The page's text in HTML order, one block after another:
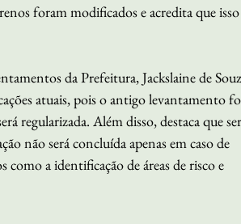
foram modificados e acredita que isso
da Prefeitura, Jackslaine de
atuais, pois o antigo levantamento
regularizada. Além disso, destaca que
não será concluída apenas em caso de
a identificação de áreas de risco e